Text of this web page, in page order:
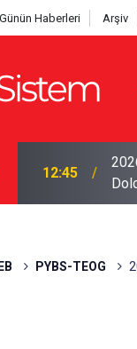
Günün Haberleri Arşiv
12:45
PYBS-TEOG